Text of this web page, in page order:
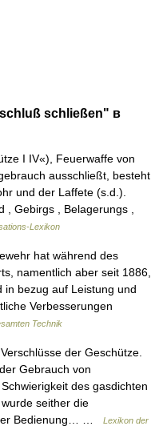
schließen" в
I IV«), Feuerwaffe von
ausschließt, besteht
und der Laffete (s.d.).
Gebirgs , Belagerungs ,
Lexikon
hat während des
namentlich aber seit 1886,
bezug auf Leistung und
Verbesserungen
Technik
der Geschütze.
Gebrauch von
des gasdichten
seither die
Bedienung… …
Lexikon der